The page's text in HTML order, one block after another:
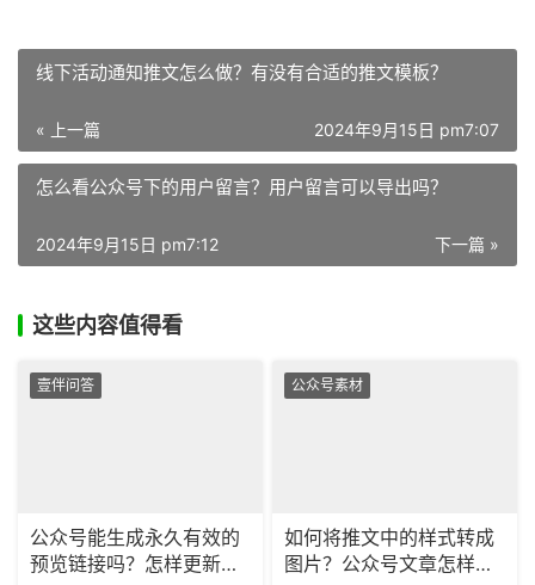
线下活动通知推文怎么做？有没有合适的推文模板？
« 上一篇 2024年9月15日 pm7:07
怎么看公众号下的用户留言？用户留言可以导出吗？
下一篇 »
2024年9月15日 pm7:12
这些内容值得看
壹伴问答
公众号能生成永久有效的
预览链接吗？怎样更新预
公众号素材
如何将推文中的样式转成
图片？公众号文章怎样导